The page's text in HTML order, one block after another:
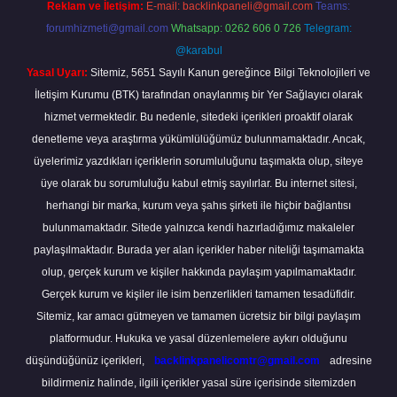
Reklam ve İletişim: E-mail: backlinkpaneli@gmail.com Teams:
forumhizmeti@gmail.com Whatsapp: 0262 606 0 726 Telegram:
@karabul
Yasal Uyarı: Sitemiz, 5651 Sayılı Kanun gereğince Bilgi Teknolojileri ve
İletişim Kurumu (BTK) tarafından onaylanmış bir Yer Sağlayıcı olarak
hizmet vermektedir. Bu nedenle, sitedeki içerikleri proaktif olarak
denetleme veya araştırma yükümlülüğümüz bulunmamaktadır. Ancak,
üyelerimiz yazdıkları içeriklerin sorumluluğunu taşımakta olup, siteye
üye olarak bu sorumluluğu kabul etmiş sayılırlar. Bu internet sitesi,
herhangi bir marka, kurum veya şahıs şirketi ile hiçbir bağlantısı
bulunmamaktadır. Sitede yalnızca kendi hazırladığımız makaleler
paylaşılmaktadır. Burada yer alan içerikler haber niteliği taşımamakta
olup, gerçek kurum ve kişiler hakkında paylaşım yapılmamaktadır.
Gerçek kurum ve kişiler ile isim benzerlikleri tamamen tesadüfidir.
Sitemiz, kar amacı gütmeyen ve tamamen ücretsiz bir bilgi paylaşım
platformudur. Hukuka ve yasal düzenlemelere aykırı olduğunu
düşündüğünüz içerikleri,
backlinkpanelicomtr@gmail.com
adresine
bildirmeniz halinde, ilgili içerikler yasal süre içerisinde sitemizden